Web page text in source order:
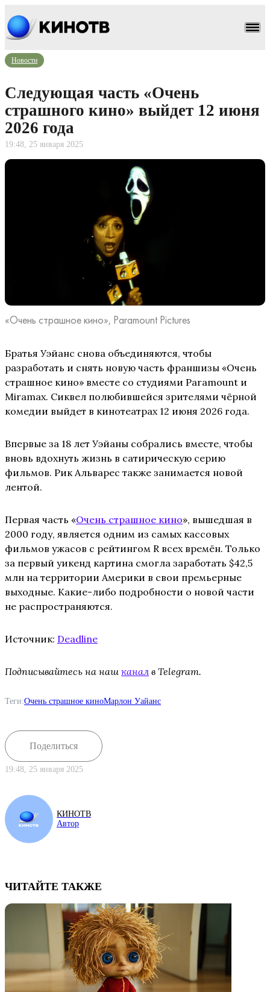
Новости
Следующая часть «Очень
страшного кино» выйдет 12 июня
2026 года
19:48, 25 января 2025
«Очень страшное кино», Paramount Pictures
Братья Уэйанс снова объединяются, чтобы
разработать и снять новую часть франшизы «Очень
страшное кино» вместе со студиями Paramount и
Miramax. Сиквел полюбившейся зрителями чёрной
комедии выйдет в кинотеатрах 12 июня 2026 года.
Впервые за 18 лет Уэйаны собрались вместе, чтобы
вновь вдохнуть жизнь в сатирическую серию
фильмов. Рик Альварес также занимается новой
лентой.
Первая часть «Очень страшное кино», вышедшая в
2000 году, является одним из самых кассовых
фильмов ужасов с рейтингом R всех времён. Только
за первый уикенд картина смогла заработать $42,5
млн на территории Америки в свои премьерные
выходные. Какие-либо подробности о новой части
не распространяются.
Источник: Deadline
Подписывайтесь на наш канал в Telegram.
Теги:Очень страшное киноМарлон Уайанс
Поделиться
19:48, 25 января 2025
КИНОТВ
Автор
ЧИТАЙТЕ ТАКЖЕ